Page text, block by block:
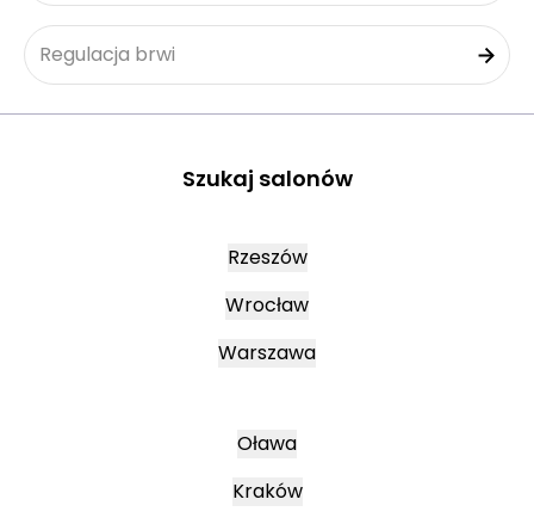
Regulacja brwi
Szukaj salonów
Rzeszów
Wrocław
Warszawa
Oława
Kraków